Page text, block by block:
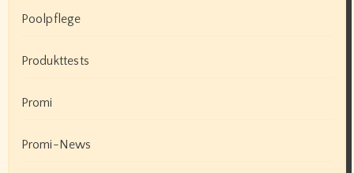
Poolpflege
Produkttests
Promi
Promi-News